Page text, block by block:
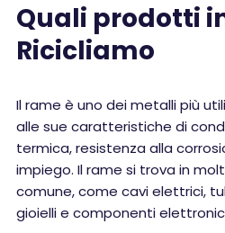
Quali prodotti
Ricicliamo
Il rame è uno dei metalli più
alle sue caratteristiche di
termica, resistenza alla
impiego. Il rame si trova in
comune, come cavi elettrici,
gioielli e componenti